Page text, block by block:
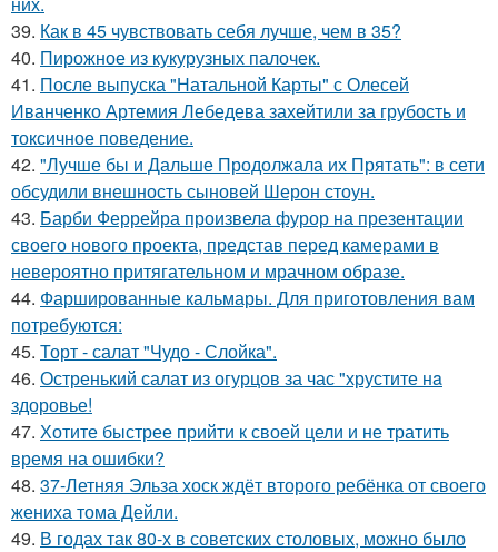
39. Как в 45 чувствовать себя лучше, чем в 35?
40. Пирожное из кукурузных палочек.
41. После выпуска "Натальной Карты" с Олесей
Иванченко Артемия Лебедева захейтили за грубость и
токсичное поведение.
42. "Лучше бы и Дальше Продолжала их Прятать": в сети
обсудили внешность сыновей Шерон стоун.
43. Барби Феррейра произвела фурор на презентации
своего нового проекта, представ перед камерами в
невероятно притягательном и мрачном образе.
44. Фаршированные кальмары. Для приготовления вам
потребуются:
45. Торт - салат "Чудо - Слойка".
46. Остренький салат из огурцов за час "хрустите нa
здоровье!
47. Хотите быстрее прийти к своей цели и не тратить
время на ошибки?
48. 37-Летняя Эльза хоск ждёт второго ребёнка от своего
жениха тома Дейли.
49. В годах так 80-х в советских столовых, можно было